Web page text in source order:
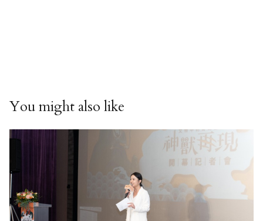
You might also like